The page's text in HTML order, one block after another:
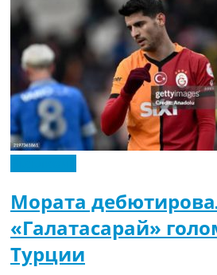
Мората
«Галатасарай»
Турции